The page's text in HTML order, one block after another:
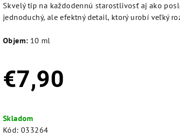
Skvelý tip na každodennú starostlivosť aj ako
jednoduchý, ale efektný detail, ktorý urobí veľký
Objem: 10 ml
€7,90
cena:
Skladom
Kód: 033264